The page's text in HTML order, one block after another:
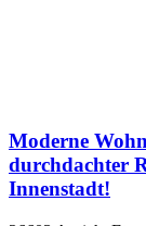
Moderne
durchdachter
Innenstadt!